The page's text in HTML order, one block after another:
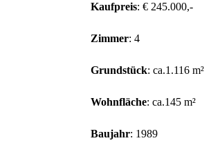
Kaufpreis: € 245.000,-
Zimmer: 4
Grundstück: ca.1.116 m²
Wohnfläche: ca.145 m²
Baujahr: 1989